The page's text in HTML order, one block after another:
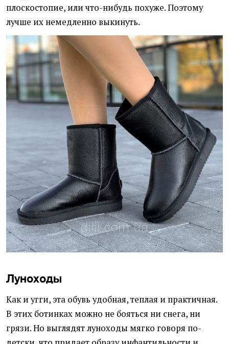
плоскостопие, или что-нибудь похуже. Поэтому
лучше их немедленно выкинуть.
Луноходы
Как и угги, эта обувь удобная, теплая и практичная.
В этих ботинках можно не бояться ни снега, ни
грязи. Но выглядят луноходы мягко говоря по-